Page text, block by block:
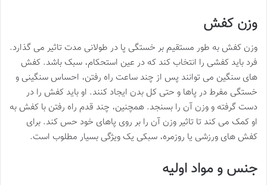
وزن کفش
وزن کفش به طور مستقیم بر خستگی پا در طولانی مدت تاثیر می گذارد.
فرد باید کفشی را انتخاب کند که در عین استحکام، سبک باشد. کفش
های سنگین می توانند پس از چند ساعت راه رفتن، احساس سنگینی و
خستگی مفرط در پاها و حتی کل بدن ایجاد کنند. او باید کفش را در
دست گرفته و وزن آن را بسنجد. همچنین، چند قدم راه رفتن با کفش به
او کمک می کند تا تاثیر وزن آن را بر روی پاهای خود حس کند. برای
کفش های ورزشی یا روزمره، سبکی یک ویژگی بسیار مطلوب است.
جنس و مواد اولیه